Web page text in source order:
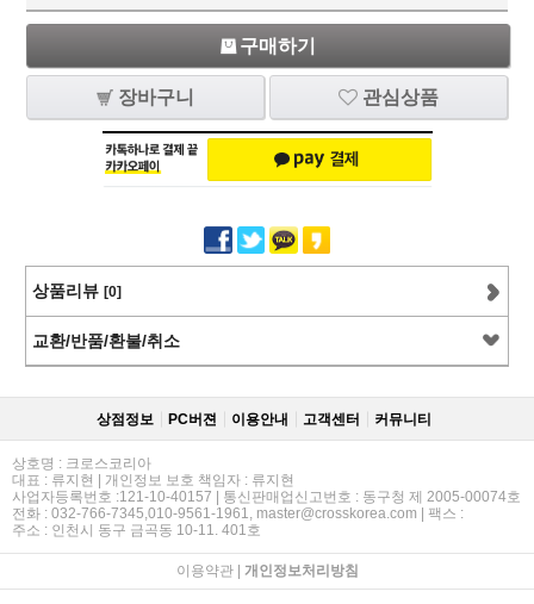
구매하기
장바구니 관심상품
상품리뷰 [0]
교환/반품/환불/취소
상점정보 PC버젼 이용안내 고객센터 커뮤니티
상호명 : 크로스코리아
대표 : 류지현 | 개인정보 보호 책임자 : 류지현
사업자등록번호 :121-10-40157 | 통신판매업신고번호 : 동구청 제 2005-00074호
전화 : 032-766-7345,010-9561-1961, master@crosskorea.com | 팩스 :
주소 : 인천시 동구 금곡동 10-11. 401호
이용약관| 개인정보처리방침